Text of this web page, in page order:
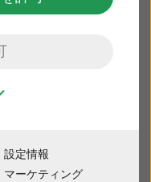
設定情報
マーケティング
ポート
扱説明書